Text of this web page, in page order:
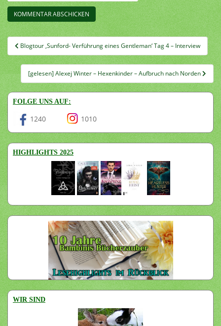
Beitragsnavigation
Blogtour ‚Sunford- Verführung eines Gentleman‘ Tag 4 – Interview
[gelesen] Alexej Winter – Hexenkinder – Aufbruch nach Norden
FOLGE UNS AUF:
1240 1010
HIGHLIGHTS 2025
WIR SIND